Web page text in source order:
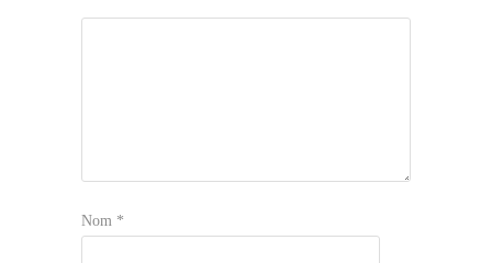
Nom *